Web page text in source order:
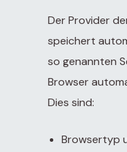
Der Provider
speichert
so genannten
Browser
Dies sind:
Browsertyp